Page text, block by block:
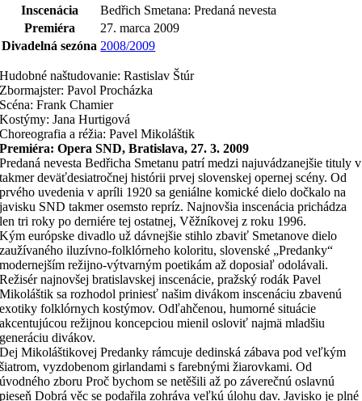
Inscenácia
Bedřich Smetana: Predaná nevesta
Premiéra
27. marca 2009
Divadelná sezóna 2008/2009
Hudobné naštudovanie: Rastislav Štúr
Zbormajster: Pavol Procházka
Scéna: Frank Chamier
Kostýmy: Jana Hurtigová
Choreografia a réžia: Pavel Mikoláštik
Premiéra: Opera SND, Bratislava, 27. 3. 2009
Predaná nevesta Bedřicha Smetanu patrí medzi najuvádzanejšie tituly v
takmer deväťdesiatročnej histórii prvej slovenskej opernej scény. Od
prvého uvedenia v apríli 1920 sa geniálne komické dielo dočkalo na
javisku SND takmer osemsto repríz. Najnovšia inscenácia prichádza
len tri roky po derniére tej ostatnej, Věžníkovej z roku 1996.
Kým európske divadlo už dávnejšie stihlo zbaviť Smetanove dielo
zaužívaného iluzívno-folklórneho koloritu, slovenské „Predanky“
modernejším režijno-výtvarným poetikám až doposiaľ odolávali.
Režisér najnovšej bratislavskej inscenácie, pražský rodák Pavel
Mikoláštik sa rozhodol priniesť našim divákom inscenáciu zbavenú
exotiky folklórnych kostýmov. Odľahčenou, humorné situácie
akcentujúcou režijnou koncepciou mienil osloviť najmä mladšiu
generáciu divákov.
Dej Mikoláštikovej Predanky rámcuje dedinská zábava pod veľkým
šiatrom, vyzdobenom girlandami s farebnými žiarovkami. Od
úvodného zboru Proč bychom se netěšili až po záverečnú oslavnú
pieseň Dobrá věc se podařila zohráva veľkú úlohu dav. Javisko je plné